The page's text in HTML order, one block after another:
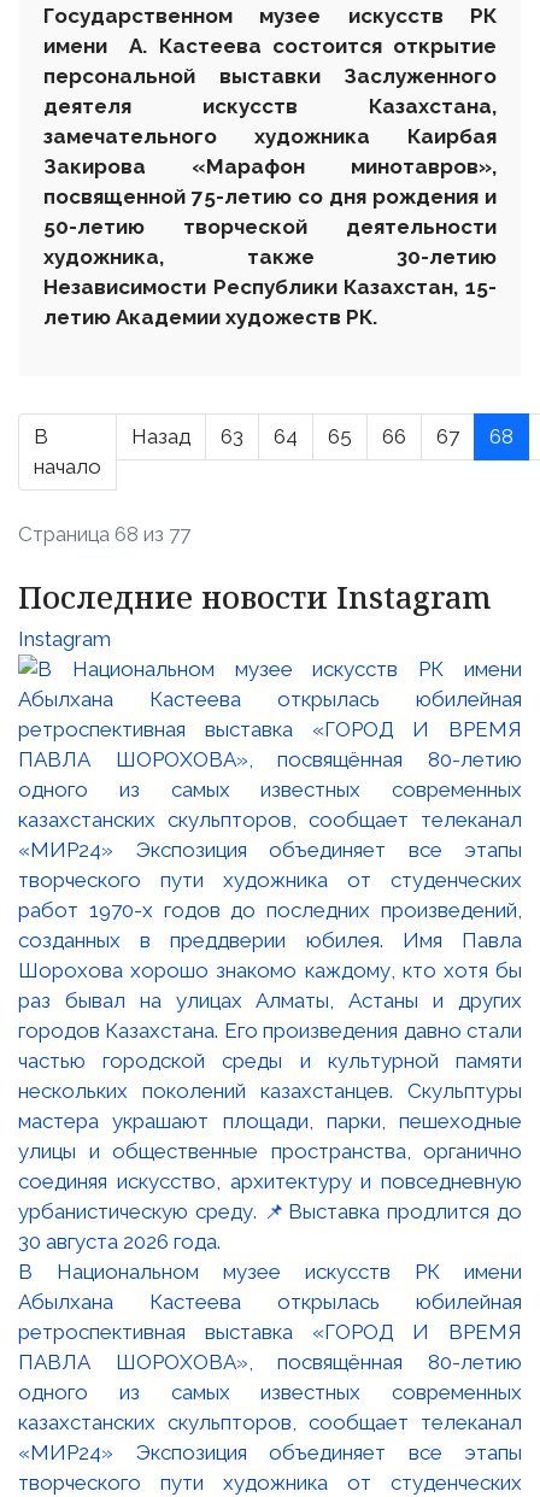
Государственном музее искусств РК
имени А. Кастеева состоится открытие
персональной выставки Заслуженного
деятеля искусств Казахстана,
замечательного художника Каирбая
Закирова «Марафон минотавров»,
посвященной 75-летию со дня рождения и
50-летию творческой деятельности
художника, также 30-летию
Независимости Республики Казахстан, 15-
летию Академии художеств РК.
В
начало
Назад 63 64 65 66 67 68
Страница 68 из 77
Последние новости Instagram
Instagram
В Национальном музее искусств РК имени
Абылхана Кастеева открылась юбилейная
ретроспективная выставка «ГОРОД И ВРЕМЯ
ПАВЛА ШОРОХОВА», посвящённая 80-летию
одного из самых известных современных
казахстанских скульпторов, сообщает телеканал
«МИР24» Экспозиция объединяет все этапы
творческого пути художника от студенческих